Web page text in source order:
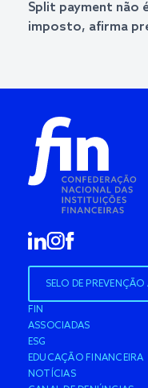
Split payment não
imposto, afirma
SELO DE
FIN
ASSOCIADAS
ESG
EDUCAÇÃO FINANCEIRA
NOTÍCIAS